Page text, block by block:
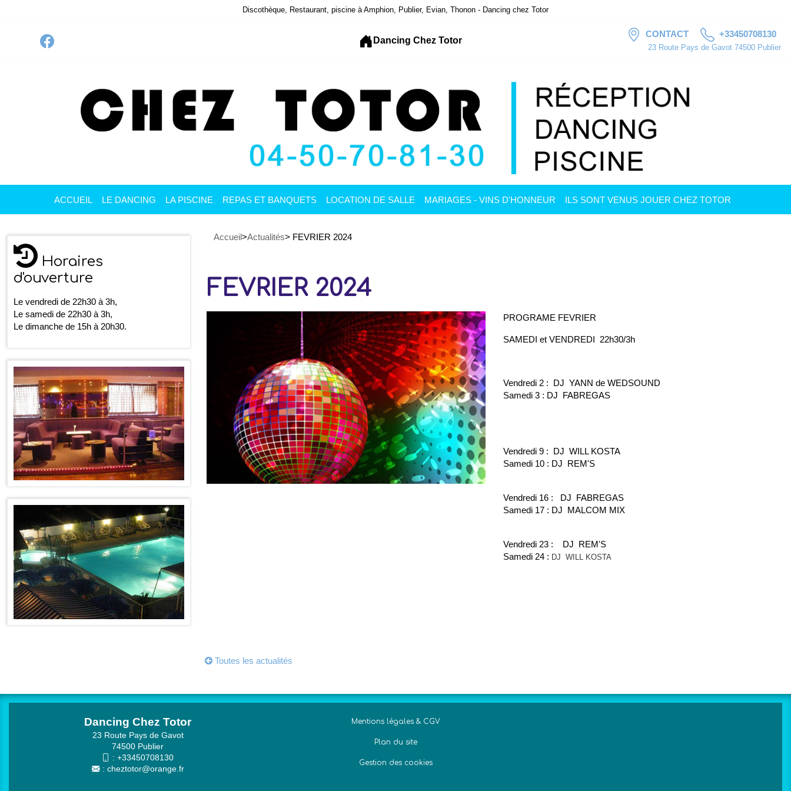
Discothèque, Restaurant, piscine à Amphion, Publier, Evian, Thonon - Dancing chez Totor
Dancing Chez Totor
CONTACT +33450708130
23 Route Pays de Gavot 74500 Publier
ACCUEIL LE DANCING LA PISCINE REPAS ET BANQUETS LOCATION DE SALLE MARIAGES - VINS D'HONNEUR ILS SONT VENUS JOUER CHEZ TOTOR
Accueil>Actualités> FEVRIER 2024
FEVRIER 2024
PROGRAME FEVRIER
SAMEDI et VENDREDI 22h30/3h
Vendredi 2 : DJ YANN de WEDSOUND
Samedi 3 : DJ FABREGAS
Vendredi 9 : DJ WILL KOSTA
Samedi 10 : DJ REM'S
Vendredi 16 : DJ FABREGAS
Samedi 17 : DJ MALCOM MIX
Vendredi 23 : DJ REM'S
Samedi 24 : DJ WILL KOSTA
Toutes les actualités
Horaires
d'ouverture
Le vendredi de 22h30 à 3h,
Le samedi de 22h30 à 3h,
Le dimanche de 15h à 20h30.
Dancing Chez Totor
23 Route Pays de Gavot
74500 Publier
: +33450708130
: cheztotor@orange.fr
Mentions légales & CGV
Plan du site
Gestion des cookies